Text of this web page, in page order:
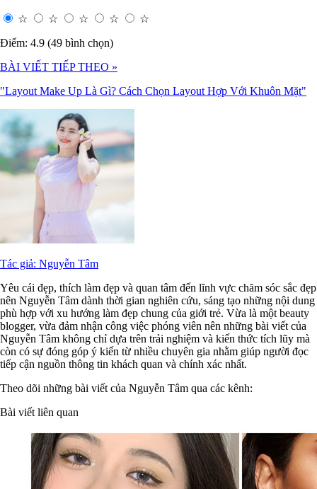
☆ ☆ ☆ ☆
☆
Điểm: 4.9 (49 bình chọn)
BÀI VIẾT TIẾP THEO »
"Layout Make Up Là Gì? Cách Chọn Layout Hợp Với Khuôn Mặt"
Tác giả: Nguyễn Tâm
Yêu cái đẹp, thích làm đẹp và quan tâm đến lĩnh vực chăm sóc sắc đẹp
nên Nguyễn Tâm dành thời gian nghiên cứu, sáng tạo những nội dung
phù hợp với xu hướng làm đẹp chung của giới trẻ. Vừa là một beauty
blogger, vừa đảm nhận công việc phóng viên nên những bài viết của
Nguyễn Tâm không chỉ dựa trên trải nghiệm và kiến thức tích lũy mà
còn có sự đóng góp ý kiến từ nhiều chuyên gia nhằm giúp người đọc
tiếp cận nguồn thông tin khách quan và chính xác nhất.
Theo dõi những bài viết của Nguyễn Tâm qua các kênh:
Bài viết liên quan